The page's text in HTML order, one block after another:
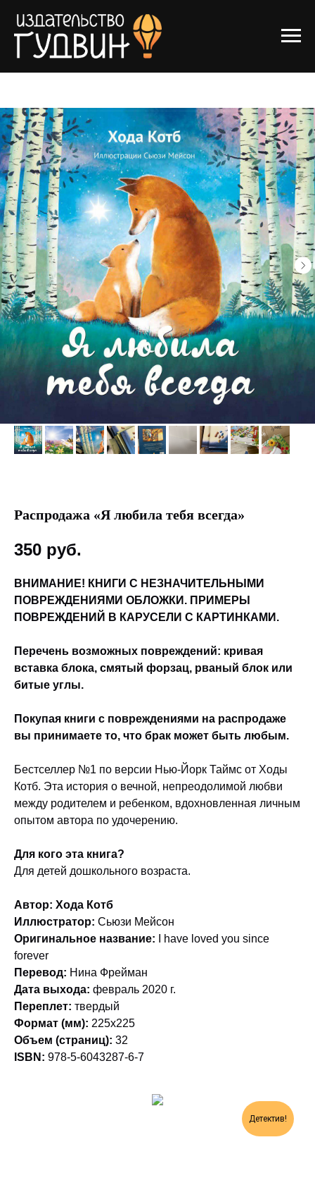
Распродажа «Я любила тебя всегда»
350 руб.
ВНИМАНИЕ! КНИГИ С НЕЗНАЧИТЕЛЬНЫМИ
ПОВРЕЖДЕНИЯМИ ОБЛОЖКИ. ПРИМЕРЫ
ПОВРЕЖДЕНИЙ В КАРУСЕЛИ С КАРТИНКАМИ.
Перечень возможных повреждений: кривая
вставка блока, смятый форзац, рваный блок или
битые углы.
Покупая книги с повреждениями на распродаже
вы принимаете то, что брак может быть любым.
Бестселлер №1 по версии Нью-Йорк Таймс от Ходы
Котб. Эта история о вечной, непреодолимой любви
между родителем и ребенком, вдохновленная личным
опытом автора по удочерению.
Для кого эта книга?
Для детей дошкольного возраста.
Автор: Хода Котб
Иллюстратор: Сьюзи Мейсон
Оригинальное название: I have loved you since
forever
Перевод: Нина Фрейман
Дата выхода: февраль 2020 г.
Переплет: твердый
Формат (мм): 225х225
Объем (страниц): 32
ISBN: 978-5-6043287-6-7
Детектив!